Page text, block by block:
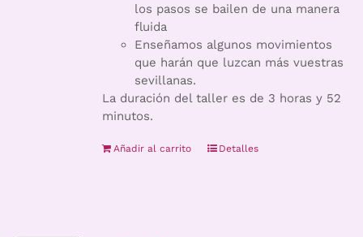
los pasos se bailen de una manera
fluida
Enseñamos algunos movimientos
que harán que luzcan más vuestras
sevillanas.
La duración del taller es de 3 horas y 52
minutos.
Añadir al carrito Detalles